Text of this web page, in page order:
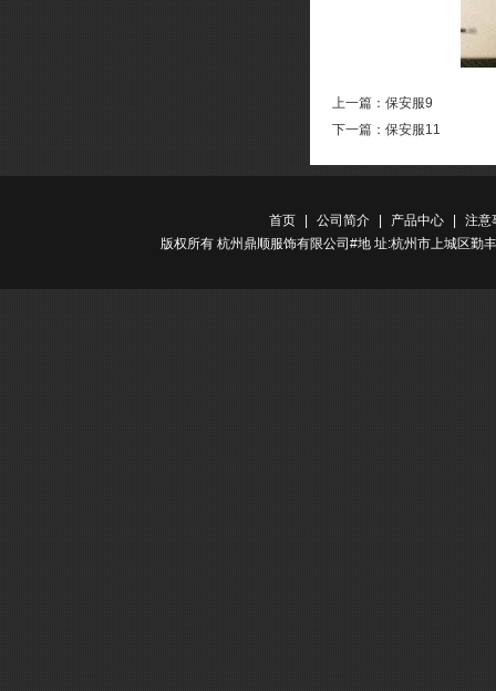
上一篇： 保安服9
下一篇： 保安服11
首页 公司简介 产品中心
注意
版权所有 杭州鼎顺服饰有限公司#地 址:杭州市上城区